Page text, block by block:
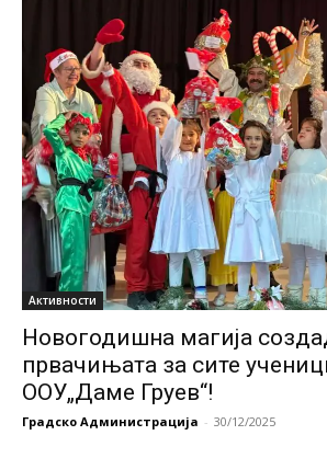
Активности
Новогодишна магија
првачињата за сите
ООУ„Даме Груев“!
Градско Администрација - 30/12/2025